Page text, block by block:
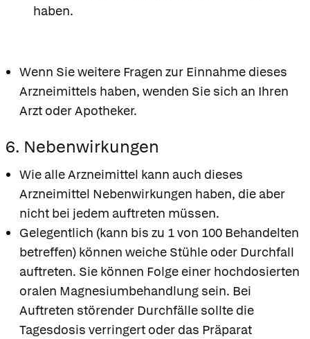
haben.
Wenn Sie weitere Fragen zur Einnahme dieses
Arzneimittels haben, wenden Sie sich an Ihren
Arzt oder Apotheker.
6. Nebenwirkungen
Wie alle Arzneimittel kann auch dieses
Arzneimittel Nebenwirkungen haben, die aber
nicht bei jedem auftreten müssen.
Gelegentlich (kann bis zu 1 von 100 Behandelten
betreffen) können weiche Stühle oder Durchfall
auftreten. Sie können Folge einer hochdosierten
oralen Magnesiumbehandlung sein. Bei
Auftreten störender Durchfälle sollte die
Tagesdosis verringert oder das Präparat